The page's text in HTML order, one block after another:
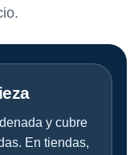
y cubre
En tiendas,